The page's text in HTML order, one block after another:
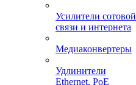
Усилители сотовой
связи и интернета
Медиаконвертеры
Удлинители
Ethernet, PoE